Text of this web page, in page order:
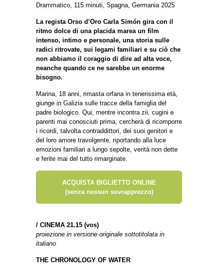
Drammatico, 115 minuti, Spagna, Germania 2025
La regista Orso d’Oro Carla Simón gira con il
ritmo dolce di una placida marea un film
intenso, intimo e personale, una storia sulle
radici ritrovate, sui legami familiari e su ciò che
non abbiamo il coraggio di dire ad alta voce,
neanche quando ce ne sarebbe un enorme
bisogno.
Marina, 18 anni, rimasta orfana in tenerissima età,
giunge in Galizia sulle tracce della famiglia del
padre biologico. Qui, mentre incontra zii, cugini e
parenti mai conosciuti prima, cercherà di ricomporre
i ricordi, talvolta contraddittori, dei suoi genitori e
del loro amore travolgente, riportando alla luce
emozioni familiari a lungo sepolte, verità non dette
e ferite mai del tutto rimarginate.
ACQUISTA BIGLIETTO ONLINE
(senza nessun sovrapprezzo)
/ CINEMA 21.15 (vos)
proiezione in versione originale sottotitolata in
italiano
THE CHRONOLOGY OF WATER